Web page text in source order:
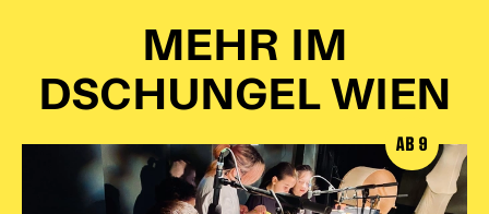
Kulturpatenschaft
Partner*innen
SERVICE
MEHR IM
DSCHUNGEL WIEN
AB 9